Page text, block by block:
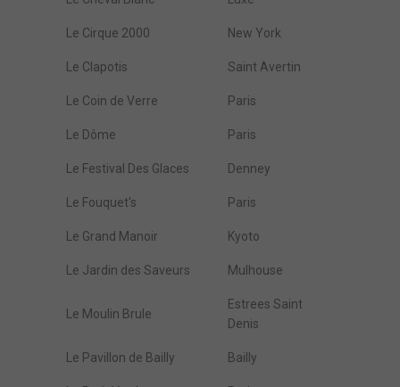
Le Cirque 2000 New York
Le Clapotis Saint Avertin
Le Coin de Verre Paris
Le Dôme Paris
Le Festival Des Glaces Denney
Le Fouquet's Paris
Le Grand Manoir Kyoto
Le Jardin des Saveurs Mulhouse
Le Moulin Brule
Estrees Saint
Denis
Le Pavillon de Bailly Bailly